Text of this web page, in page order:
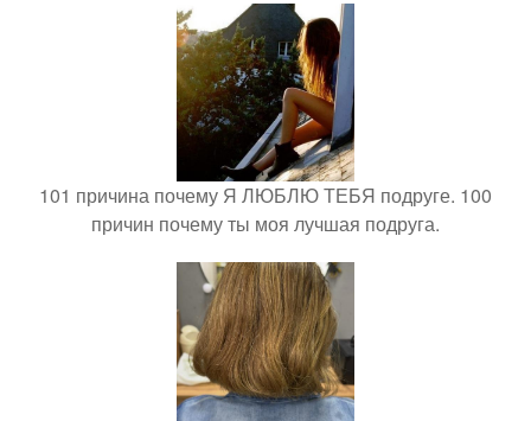
101 причина почему Я ЛЮБЛЮ ТЕБЯ подруге. 100
причин почему ты моя лучшая подруга.